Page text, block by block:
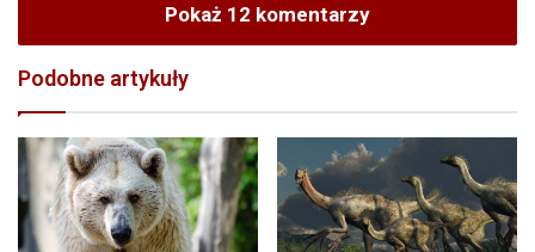
Pokaż 12 komentarzy
Podobne artykuły